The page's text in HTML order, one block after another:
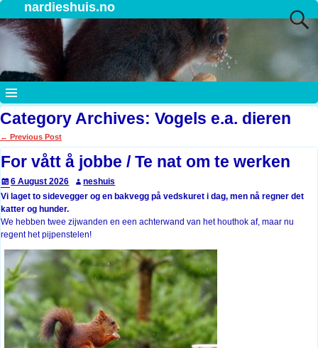
nardieshuis.no
Category Archives: Vogels e.a. dieren
Post navigation
← Previous Post
For vått å jobbe / Te nat om te werken
6 August 2026
neshuis
Vi laget to sidevegger og en bakvegg på vedskuret i dag, men nå regner det
katter og hunder.
We hebben twee zijwanden en een achterwand van het houthok af, maar nu
regent het pijpenstelen!